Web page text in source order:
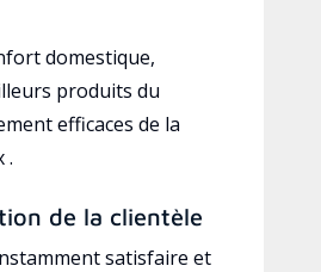
domestique,
produits du
efficaces de la
.
de la clientèle
satisfaire et